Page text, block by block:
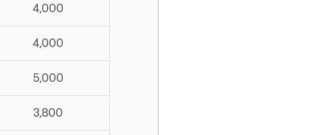
4,000
4,000
5,000
3,800